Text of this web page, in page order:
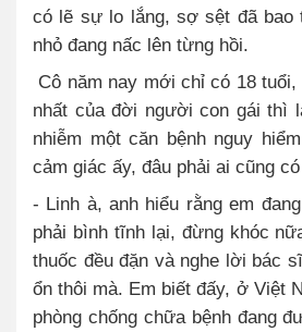
có lẽ sự lo lắng, sợ sệt đã bao
nhỏ đang nấc lên từng hồi.
Cô năm nay mới chỉ có 18
nhất của đời người con gái thì
nhiễm một căn bệnh nguy
cảm giác ấy, đâu phải ai cũng
- Linh à, anh hiểu rằng em
phải bình tĩnh lại, đừng khóc
thuốc đều đặn và nghe lời bác
ổn thôi mà. Em biết đấy, ở Việt
phòng chống chữa bệnh đang